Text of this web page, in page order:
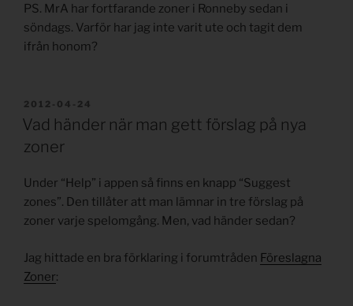
PS. MrA har fortfarande zoner i Ronneby sedan i
söndags. Varför har jag inte varit ute och tagit dem
ifrån honom?
PUBLICERAT
2012-04-24
Vad händer när man gett förslag på nya
zoner
Under “Help” i appen så finns en knapp “Suggest
zones”. Den tillåter att man lämnar in tre förslag på
zoner varje spelomgång. Men, vad händer sedan?
Jag hittade en bra förklaring i forumtråden Föreslagna
Zoner: